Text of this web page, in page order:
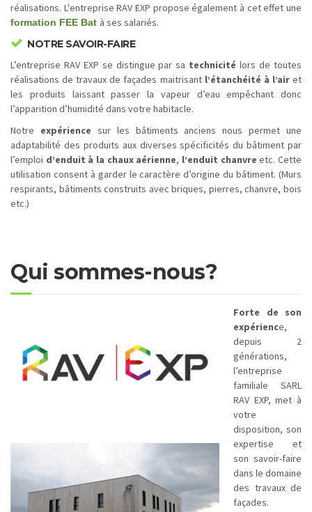
réalisations. L'entreprise RAV EXP propose également à cet effet une
formation FEE Bat à ses salariés.
NOTRE SAVOIR-FAIRE
L’entreprise RAV EXP se distingue par sa technicité lors de toutes
réalisations de travaux de façades maitrisant l’étanchéité à l’airet
les produits laissant passer la vapeur d’eau empêchant donc
l’apparition d’humidité dans votre habitacle.
Notre expérience sur les bâtiments anciens nous permet une
adaptabilité des produits aux diverses spécificités du bâtiment par
l’emploi d’enduit à la chaux aérienne, l’enduit chanvre etc. Cette
utilisation consent à garder le caractère d’origine du bâtiment. (Murs
respirants, bâtiments construits avec briques, pierres, chanvre, bois
etc.)
Qui sommes-nous?
Forte de son
expérience,
depuis 2
générations,
l’entreprise
familiale SARL
RAV EXP, met à
votre
disposition, son
expertise et
son savoir-faire
dans le domaine
des travaux de
façades.